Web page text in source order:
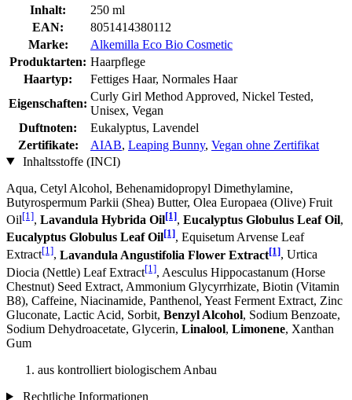
Inhalt:
250 ml
EAN:
8051414380112
Marke:
Alkemilla Eco Bio Cosmetic
Produktarten: Haarpflege
Haartyp:
Fettiges Haar, Normales Haar
Eigenschaften:
Curly Girl Method Approved, Nickel Tested,
Unisex, Vegan
Duftnoten:
Eukalyptus, Lavendel
Zertifikate:
AIAB, Leaping Bunny, Vegan ohne Zertifikat
Inhaltsstoffe (INCI)
Aqua, Cetyl Alcohol, Behenamidopropyl Dimethylamine,
Butyrospermum Parkii (Shea) Butter, Olea Europaea (Olive) Fruit
Oil[1], Lavandula Hybrida Oil[1], Eucalyptus Globulus Leaf Oil,
Eucalyptus Globulus Leaf Oil[1], Equisetum Arvense Leaf
Extract[1], Lavandula Angustifolia Flower Extract[1], Urtica
Diocia (Nettle) Leaf Extract[1], Aesculus Hippocastanum (Horse
Chestnut) Seed Extract, Ammonium Glycyrrhizate, Biotin (Vitamin
B8), Caffeine, Niacinamide, Panthenol, Yeast Ferment Extract, Zinc
Gluconate, Lactic Acid, Sorbit, Benzyl Alcohol, Sodium Benzoate,
Sodium Dehydroacetate, Glycerin, Linalool, Limonene, Xanthan
Gum
aus kontrolliert biologischem Anbau
Rechtliche Informationen